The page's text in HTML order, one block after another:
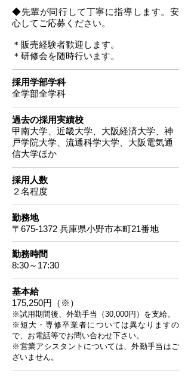
◆先輩が同行して丁寧に指導します。安
心してご応募ください。
＊販売経験者歓迎します。
＊研修会を随時行います。
採用学部学科
全学部全学科
過去の採用実績校
甲南大学、近畿大学、大阪経済大学、神
戸学院大学、流通科学大学、大阪電気通
信大学ほか
採用人数
２名程度
勤務地
〒675-1372 兵庫県小野市本町21番地
勤務時間
8:30～17:30
基本給
175,250円（※）
※試用期間後、外勤手当（30,000円）を支給。
※短大・専修卒業者については異なりますの
で、お電話等でお問い合わせ下さい。
​※営業アシスタントについては、外勤手当はご
ざいません。